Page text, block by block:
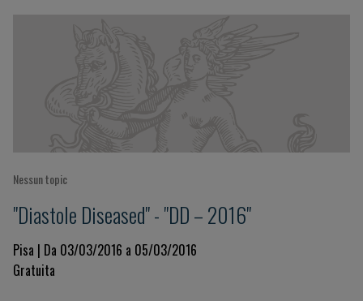
Nessun topic
"Diastole Diseased" - "DD – 2016"
Pisa | Da 03/03/2016 a 05/03/2016
Gratuita